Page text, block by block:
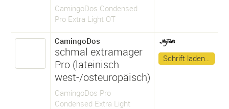
CamingoDos Condensed
Pro Extra Light OT
CamingoDos
schmal extramager
Pro (lateinisch
west-/osteuropäisch)
CamingoDos Pro
Condensed Extra Light
Schrift laden…